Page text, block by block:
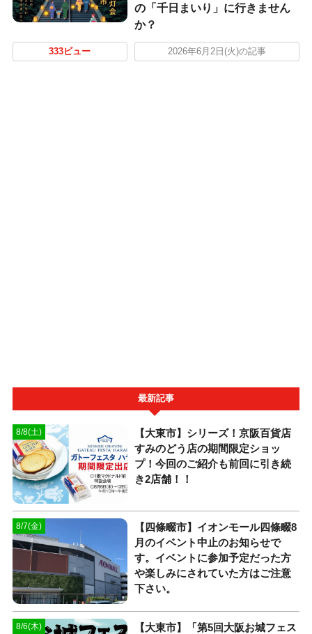
の「千日まいり」に行きません
か？
333ビュー 2026年6月2日(火)の記事
最新記事
8/8(土)
【大東市】シリーズ！京阪百貨店
すみのどう店の期間限定ショッ
プ！今回のご紹介も前回に引き続
き2店舗！！
8/7(金)
【四條畷市】イオンモール四條畷8
月のイベント中止のお知らせで
す。イベントに参加予定だった方
や楽しみにされていた方はご注意
下さい。
8/6(木) 【大東市】「第5回大阪お城フェス